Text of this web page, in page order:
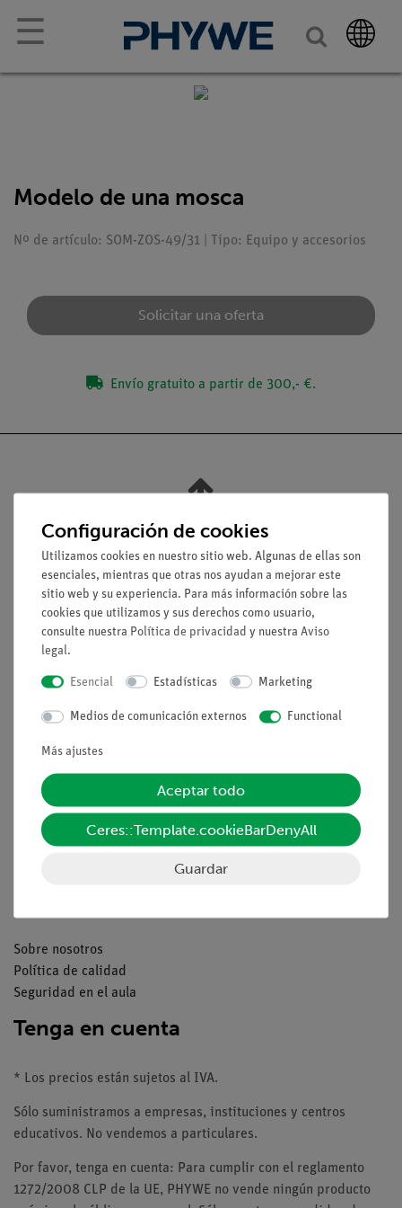
☰
Modelo de una mosca
Nº de artículo: SOM-ZOS-49/31 | Tipo: Equipo y accesorios
Solicitar una oferta
Envío gratuito a partir de 300,- €.
Aviso lega
Contacto
Condiciones comerciales generales
Pie de imprenta
Servicio
Resumen del servicio
Descargas
Catálogos
Seminarios web & vídeos
Sobre nosotros
Política de calidad
Seguridad en el aula
Tenga en cuenta
* Los precios están sujetos al IVA.
Sólo suministramos a empresas, instituciones y centros
educativos. No vendemos a particulares.
Por favor, tenga en cuenta: Para cumplir con el reglamento
1272/2008 CLP de la UE, PHYWE no vende ningún producto
Configuración de cookies
Utilizamos cookies en nuestro sitio web. Algunas de ellas son
esenciales, mientras que otras nos ayudan a mejorar este
sitio web y su experiencia. Para más información sobre las
cookies que utilizamos y sus derechos como usuario,
consulte nuestra Política de privacidad y nuestra Aviso
legal.
Esencial Estadísticas Marketing
Medios de comunicación externos Functional
Más ajustes
Aceptar todo
Ceres::Template.cookieBarDenyAll
Guardar